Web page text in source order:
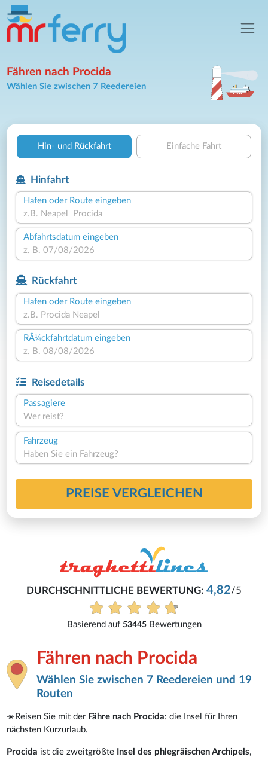
Fähren nach Procida
Wählen Sie zwischen 7 Reedereien
Hin- und Rückfahrt Einfache Fahrt
Hinfahrt
Hafen oder Route eingeben
Abfahrtsdatum eingeben
Rückfahrt
Hafen oder Route eingeben
RÃ¼ckfahrtdatum eingeben
Reisedetails
Passagiere
Wer reist?
Fahrzeug
Haben Sie ein Fahrzeug?
PREISE VERGLEICHEN
4,82/5
Dirk
Alles einfach und schnell
Alle Bewertungen anzeigen
Fähren nach Procida
Wählen Sie zwischen 7 Reedereien und 19
Routen
☀️Reisen Sie mit der Fähre nach Procida: die Insel für Ihren
nächsten Kurzurlaub.
Procida ist die zweitgrößte Insel des phlegräischen Archipels,